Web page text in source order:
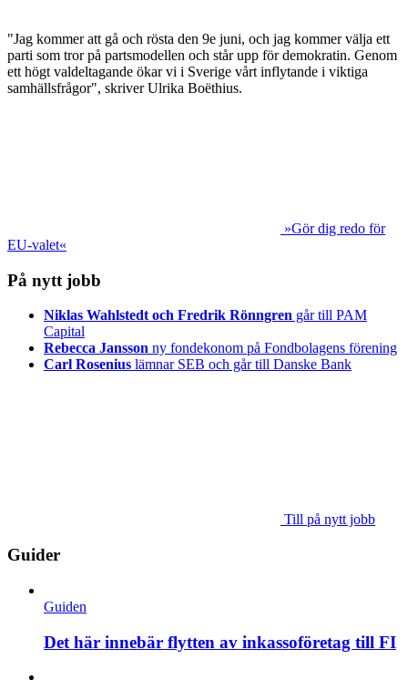
"Jag kommer att gå och rösta den 9e juni, och jag kommer välja ett
parti som tror på partsmodellen och står upp för demokratin. Genom
ett högt valdeltagande ökar vi i Sverige vårt inflytande i viktiga
samhällsfrågor", skriver Ulrika Boëthius.
»Gör dig redo för
EU-valet«
På nytt jobb
Niklas Wahlstedt och Fredrik Rönngren går till PAM
Capital
Rebecca Jansson ny fondekonom på Fondbolagens förening
Carl Rosenius lämnar SEB och går till Danske Bank
Till på nytt jobb
Guider
Guiden
Det här innebär flytten av inkassoföretag till FI